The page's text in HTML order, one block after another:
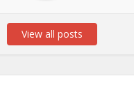
View all posts